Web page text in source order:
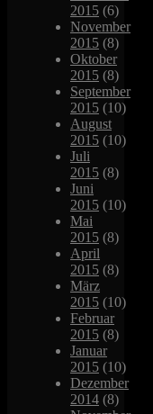
2015 (6)
November
2015 (8)
Oktober
2015 (8)
September
2015 (10)
August
2015 (10)
Juli
2015 (8)
Juni
2015 (10)
Mai
2015 (8)
April
2015 (8)
März
2015 (10)
Februar
2015 (8)
Januar
2015 (10)
Dezember
2014 (8)